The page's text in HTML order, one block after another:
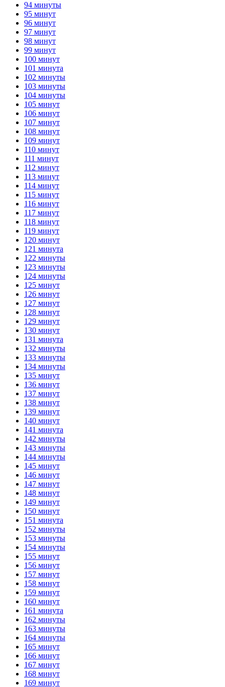
94 минуты
95 минут
96 минут
97 минут
98 минут
99 минут
100 минут
101 минута
102 минуты
103 минуты
104 минуты
105 минут
106 минут
107 минут
108 минут
109 минут
110 минут
111 минут
112 минут
113 минут
114 минут
115 минут
116 минут
117 минут
118 минут
119 минут
120 минут
121 минута
122 минуты
123 минуты
124 минуты
125 минут
126 минут
127 минут
128 минут
129 минут
130 минут
131 минута
132 минуты
133 минуты
134 минуты
135 минут
136 минут
137 минут
138 минут
139 минут
140 минут
141 минута
142 минуты
143 минуты
144 минуты
145 минут
146 минут
147 минут
148 минут
149 минут
150 минут
151 минута
152 минуты
153 минуты
154 минуты
155 минут
156 минут
157 минут
158 минут
159 минут
160 минут
161 минута
162 минуты
163 минуты
164 минуты
165 минут
166 минут
167 минут
168 минут
169 минут